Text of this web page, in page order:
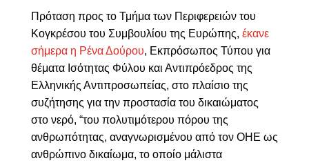
Πρόταση προς το Τμήμα των Περιφερειών του
Κογκρέσου του Συμβουλίου της Ευρώπης, έκανε
σήμερα η Ρένα Δούρου, Εκπρόσωπος Τύπου για
θέματα Ισότητας Φύλου και Αντιπρόεδρος της
Ελληνικής Αντιπροσωπείας, στο πλαίσιο της
συζήτησης για την προστασία του δικαιώματος
στο νερό, “του πολυτιμότερου πόρου της
ανθρωπότητας, αναγνωρισμένου από τον ΟΗΕ ως
ανθρώπινο δικαίωμα, το οποίο μάλιστα